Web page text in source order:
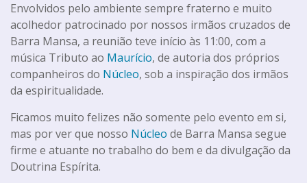
Envolvidos pelo ambiente sempre fraterno e muito
acolhedor patrocinado por nossos irmãos cruzados de
Barra Mansa, a reunião teve início às 11:00, com a
música Tributo ao Maurício, de autoria dos próprios
companheiros do Núcleo, sob a inspiração dos irmãos
da espiritualidade.
Ficamos muito felizes não somente pelo evento em si,
mas por ver que nosso Núcleo de Barra Mansa segue
firme e atuante no trabalho do bem e da divulgação da
Doutrina Espírita.